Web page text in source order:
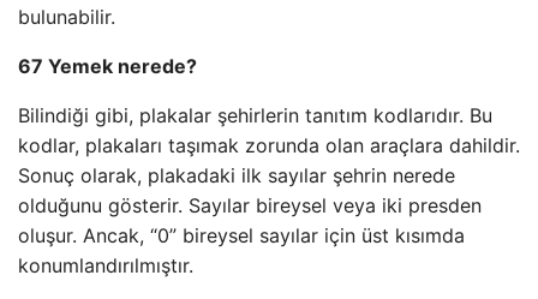
bulunabilir.
67 Yemek nerede?
Bilindiği gibi, plakalar şehirlerin tanıtım kodlarıdır. Bu
kodlar, plakaları taşımak zorunda olan araçlara dahildir.
Sonuç olarak, plakadaki ilk sayılar şehrin nerede
olduğunu gösterir. Sayılar bireysel veya iki presden
oluşur. Ancak, “0” bireysel sayılar için üst kısımda
konumlandırılmıştır.